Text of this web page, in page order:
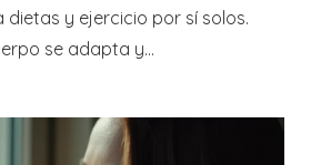
dietas y ejercicio por sí solos.
se adapta y…